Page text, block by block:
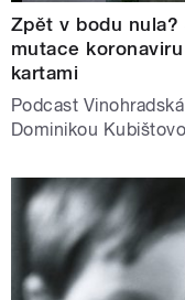
Zpět v bodu
mutace
kartami
Podcast
Dominikou